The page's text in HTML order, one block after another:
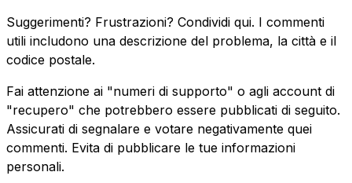
Suggerimenti? Frustrazioni? Condividi qui. I commenti
utili includono una descrizione del problema, la città e il
codice postale.
Fai attenzione ai "numeri di supporto" o agli account di
"recupero" che potrebbero essere pubblicati di seguito.
Assicurati di segnalare e votare negativamente quei
commenti. Evita di pubblicare le tue informazioni
personali.